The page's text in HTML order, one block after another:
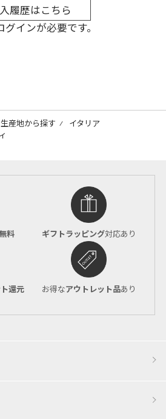
履歴はこちら
インが必要です。
生産地から探す ⁄ イタリア
料 ギフトラッピング対応あり
還元 お得なアウトレット品あり